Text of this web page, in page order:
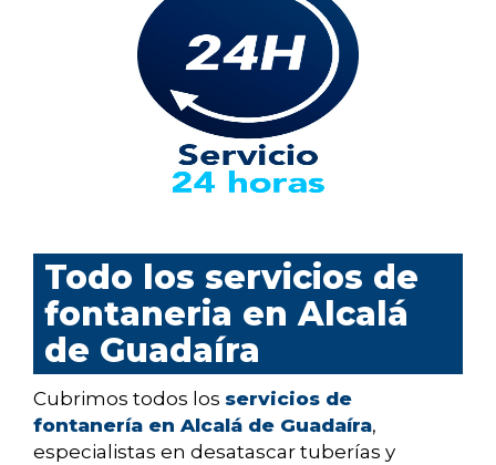
Todo los servicios de
fontaneria en Alcalá
de Guadaíra
Cubrimos todos los servicios de
fontanería en Alcalá de Guadaíra,
especialistas en desatascar tuberías y